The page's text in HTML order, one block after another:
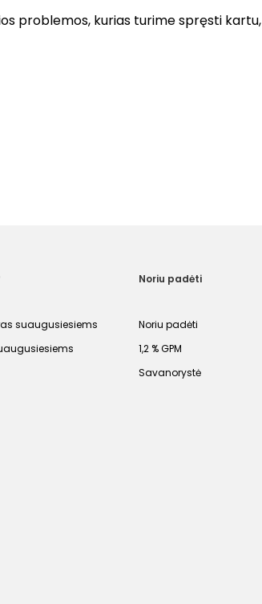
problemos, kurias turime spręsti kartu,
suaugusiesiems
Noriu padėti
Noriu padėti
1,2 % GPM
Savanorystė